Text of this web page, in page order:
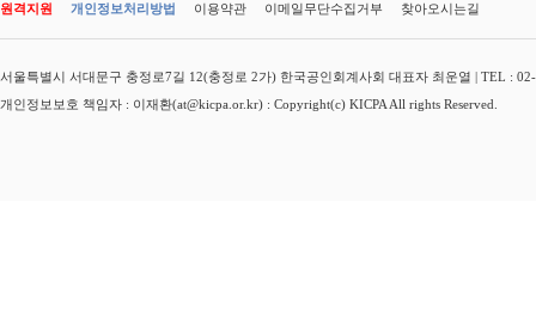
원격지원 개인정보처리방법 이용약관 이메일무단수집거부 찾아오시는길
서울특별시 서대문구 충정로7길 12(충정로 2가) 한국공인회계사회 대표자 최운열 | TEL :
개인정보보호 책임자 : 이재환(at@kicpa.or.kr) : Copyright(c) KICPA All rights Reserved.